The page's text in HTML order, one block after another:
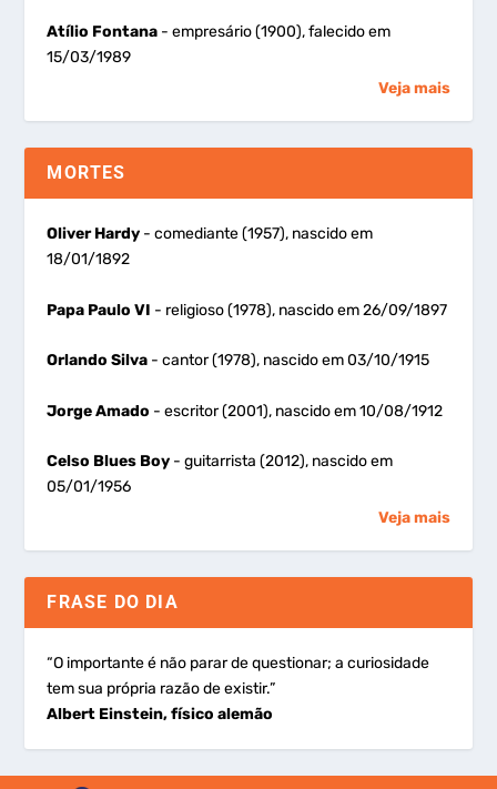
Atílio Fontana - empresário (1900), falecido em
15/03/1989
Veja mais
MORTES
Oliver Hardy - comediante (1957), nascido em
18/01/1892
Papa Paulo VI - religioso (1978), nascido em 26/09/1897
Orlando Silva - cantor (1978), nascido em 03/10/1915
Jorge Amado - escritor (2001), nascido em 10/08/1912
Celso Blues Boy - guitarrista (2012), nascido em
05/01/1956
Veja mais
FRASE DO DIA
“O importante é não parar de questionar; a curiosidade
tem sua própria razão de existir.”
Albert Einstein, físico alemão